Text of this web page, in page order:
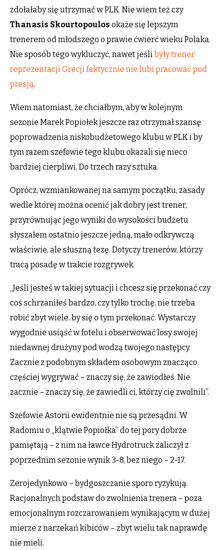
zdołałaby się utrzymać w PLK. Nie wiem też czy
Thanasis Skourtopoulos okaże się lepszym
trenerem od młodszego o prawie ćwierć wieku Polaka.
Nie sposób tego wykluczyć, nawet jeślibyły trener
reprezentacji Grecji faktycznie nie lubi pracować pod
presją.
Wiem natomiast, że chciałbym, aby w kolejnym
sezonie Marek Popiołek jeszcze raz otrzymał szansę
poprowadzenia niskobudżetowego klubu w PLK i by
tym razem szefowie tego klubu okazali się nieco
bardziej cierpliwi. Do trzech razy sztuka.
Oprócz, wzmiankowanej na samym początku, zasady
wedle której można ocenić jak dobry jest trener,
przyrównując jego wyniki do wysokości budżetu
słyszałem ostatnio jeszcze jedną, mało odkrywczą
właściwie, ale słuszną tezę. Dotyczy trenerów, którzy
tracą posadę w trakcie rozgrywek.
„Jeśli jesteś w takiej sytuacji i chcesz się przekonać czy
coś schrzaniłeś bardzo, czy tylko trochę, nie trzeba
robić zbyt wiele. by się o tym przekonać. Wystarczy
wygodnie usiąść w fotelu i obserwować losy swojej
niedawnej drużyny pod wodzą twojego następcy.
Zacznie z podobnym składem osobowym znacząco
częściej wygrywać – znaczy się, że zawiodłeś. Nie
zacznie – znaczy się, że zawiedli ci, którzy cię zwolnili”.
Szefowie Astorii ewidentnie nie są przesądni. W
Radomiu o „klątwie Popiołka” do tej pory dobrze
pamiętają – z nim na ławce Hydrotruck zaliczył z
poprzednim sezonie wynik 3-8, bez niego – 2-17.
Zerojedynkowo – bydgoszczanie sporo ryzykują.
Racjonalnych podstaw do zwolnienia trenera – poza
emocjonalnym rozczarowaniem wynikającym w dużej
mierze z narzekań kibiców – zbyt wielu tak naprawdę
nie mieli.